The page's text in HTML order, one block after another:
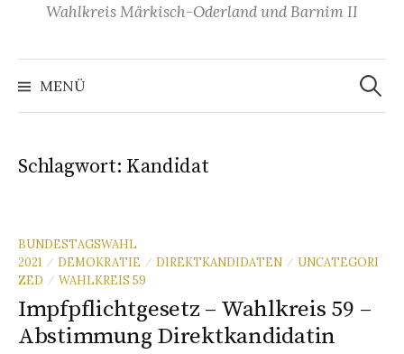
Wahlkreis Märkisch-Oderland und Barnim II
MENÜ
Suchen
nach:
Schlagwort: Kandidat
BUNDESTAGSWAHL
2021
/ DEMOKRATIE / DIREKTKANDIDATEN / UNCATEGORI
ZED
/ WAHLKREIS 59
Impfpflichtgesetz – Wahlkreis 59 –
Abstimmung Direktkandidatin